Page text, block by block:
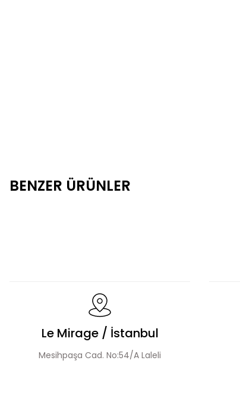
BENZER ÜRÜNLER
Volanlı Kadın Elbise
Le Mirage / İstanbul
Mesihpaşa Cad. No:54/A Laleli